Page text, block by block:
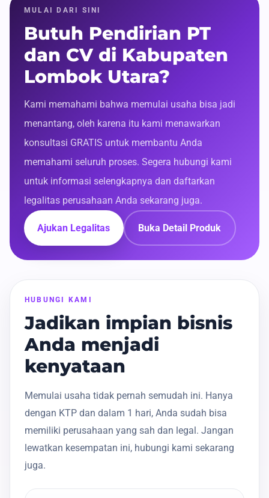
MULAI DARI SINI
Butuh Pendirian PT
dan CV di Kabupaten
Lombok Utara?
Kami memahami bahwa memulai usaha bisa jadi
menantang, oleh karena itu kami menawarkan
konsultasi GRATIS untuk membantu Anda
memahami seluruh proses. Segera hubungi kami
untuk informasi selengkapnya dan daftarkan
legalitas perusahaan Anda sekarang juga.
Ajukan Legalitas Buka Detail Produk
HUBUNGI KAMI
Jadikan impian bisnis
Anda menjadi
kenyataan
Memulai usaha tidak pernah semudah ini. Hanya
dengan KTP dan dalam 1 hari, Anda sudah bisa
memiliki perusahaan yang sah dan legal. Jangan
lewatkan kesempatan ini, hubungi kami sekarang
juga.